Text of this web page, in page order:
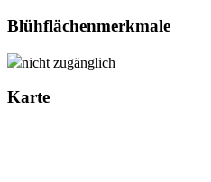
Blühflächenmerkmale
nicht zugänglich
Karte